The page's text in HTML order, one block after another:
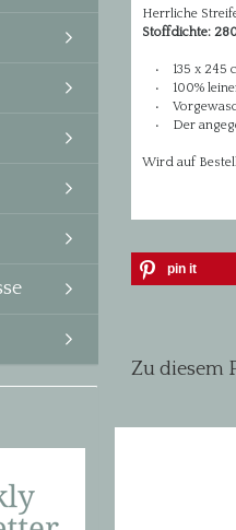
Herrliche
Stoffdichte:
• 135 x 245
• 100%
•
• Der
Wird auf
pin it
Zu diesem